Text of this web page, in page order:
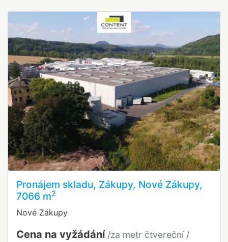
Pronájem skladu, Zákupy, Nové Zákupy,
7066 m2
Nové Zákupy
Cena na vyžádání /za metr čtvereční /